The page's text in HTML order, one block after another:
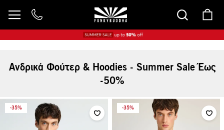
στο
35% 35%
Ανδρικά Φούτερ & Hoodies - Summer Sale Έως
-50%